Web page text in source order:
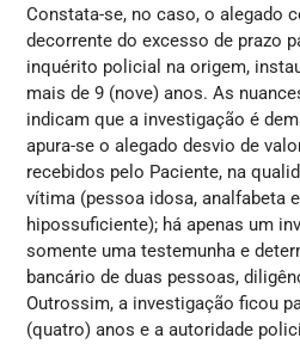
Constata-se, no caso, o alegado
decorrente do excesso de prazo
inquérito policial na origem,
mais de 9 (nove) anos. As
indicam que a investigação é
apura-se o alegado desvio de
recebidos pelo Paciente, na
vítima (pessoa idosa, analfabeta
hipossuficiente); há apenas um
somente uma testemunha e
bancário de duas pessoas,
Outrossim, a investigação ficou
(quatro) anos e a autoridade